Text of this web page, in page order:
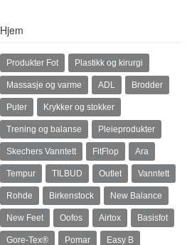
Hjem
Produkter Fot Plastikk og kirurgi
Massasje og varme ADL Brodder
Puter Krykker og stokker
Trening og balanse Pleieprodukter
Skechers Vanntett FitFlop Ara
Tempur TILBUD Outlet Vanntett
Rohde Birkenstock New Balance
New Feet Oofos Airtox Basisfot
Gore-Tex® Pomar Easy B